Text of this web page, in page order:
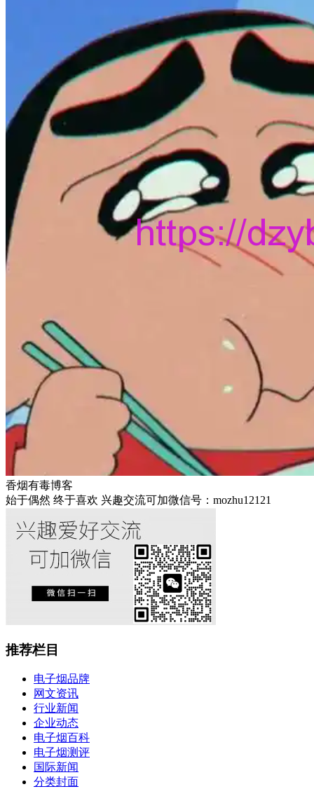
香烟有毒博客
始于偶然 终于喜欢 兴趣交流可加微信号：mozhu12121
推荐栏目
电子烟品牌
网文资讯
行业新闻
企业动态
电子烟百科
电子烟测评
国际新闻
分类封面